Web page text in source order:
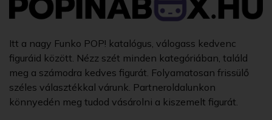
Itt a nagy Funko POP! katalógus, válogass kedvenc
figuráid között. Nézz szét minden kategóriában, találd
meg a számodra kedves figurát. Folyamatosan frissülő
széles választékkal várunk. Partneroldalunkon
könnyedén meg tudod vásárolni a kiszemelt figurát.